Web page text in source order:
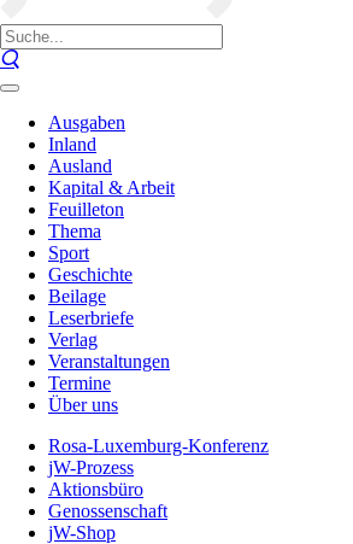
Ausgaben
Inland
Ausland
Kapital & Arbeit
Feuilleton
Thema
Sport
Geschichte
Beilage
Leserbriefe
Verlag
Veranstaltungen
Termine
Über uns
Rosa-Luxemburg-Konferenz
jW-Prozess
Aktionsbüro
Genossenschaft
jW-Shop